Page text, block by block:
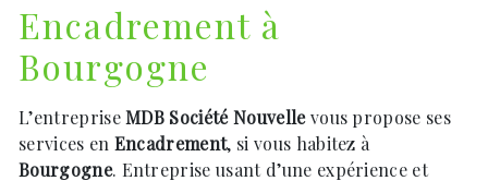
Encadrement à
Bourgogne
L’entrepriseMDB Société Nouvellevous propose ses
services en Encadrement, si vous habitez à
Bourgogne. Entreprise usant d’une expérience et